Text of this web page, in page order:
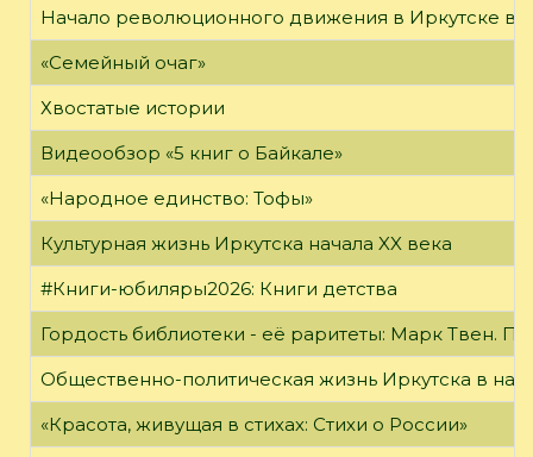
Начало революционного движения в Иркутске в
«Семейный очаг»
Хвостатые истории
Видеообзор «5 книг о Байкале»
«Народное единство: Тофы»
Культурная жизнь Иркутска начала XX века
#Книги-юбиляры2026: Книги детства
Гордость библиотеки - её раритеты: Марк Твен.
Общественно-политическая жизнь Иркутска в
«Красота, живущая в стихах: Стихи о России»